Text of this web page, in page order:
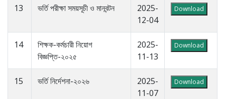
13 ভর্তি পরীক্ষা সময়সূচী ও মানবন্টন
2025-
12-04
Download
14
শিক্ষক-কর্মচারী নিয়োগ
বিজ্ঞপ্তি-২০২৫
2025-
11-13
Download
15 ভর্তি নির্দেশনা-২০২৬
2025-
11-07
Download